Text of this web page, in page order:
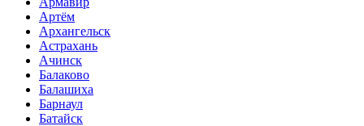
Артём
Архангельск
Астрахань
Ачинск
Балаково
Балашиха
Барнаул
Батайск